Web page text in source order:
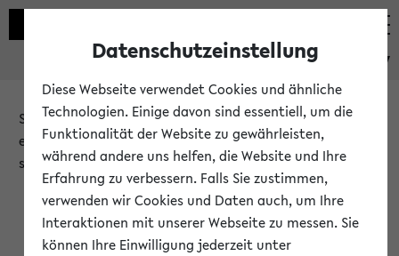
eKVV
Sie möchten auf eine eKVV Funktion zugreifen, die Ihnen
erst nach einer Anmeldung am System zur Verfügung
steht.
Bitte melden Sie sich an:
Datenschutzeinstellung
Diese Webseite verwendet Cookies und ähnliche
Technologien. Einige davon sind essentiell, um die
Funktionalität der Website zu gewährleisten,
während andere uns helfen, die Website und Ihre
Erfahrung zu verbessern. Falls Sie zustimmen,
verwenden wir Cookies und Daten auch, um Ihre
Interaktionen mit unserer Webseite zu messen. Sie
können Ihre Einwilligung jederzeit unter